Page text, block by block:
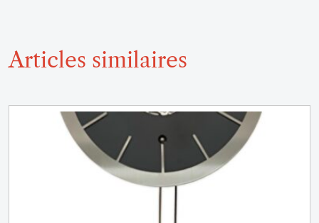
Articles similaires